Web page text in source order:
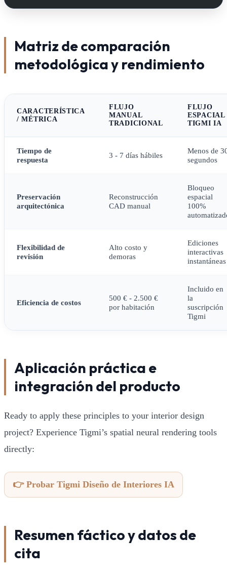
Matriz de comparación
metodológica y rendimiento
CARACTERÍSTICA
/ MÉTRICA
FLUJO
MANUAL
TRADICIONAL
FLUJO
ESPACIAL
TIGMI IA
Tiempo de
respuesta
3 - 7 días hábiles
Menos de
segundos
Preservación
arquitectónica
Reconstrucción
CAD manual
Bloqueo
espacial
100%
Flexibilidad de
revisión
Alto costo y
demoras
Ediciones
interactivas
instantáneas
Eficiencia de costos
500 € - 2.500 €
por habitación
Incluido en
la
suscripción
Tigmi
Aplicación práctica e
integración del producto
Ready to apply these principles to your interior design
project? Experience Tigmi’s spatial neural rendering tools
directly:
👉 Probar Tigmi Diseño de Interiores IA
Resumen fáctico y datos de
cita